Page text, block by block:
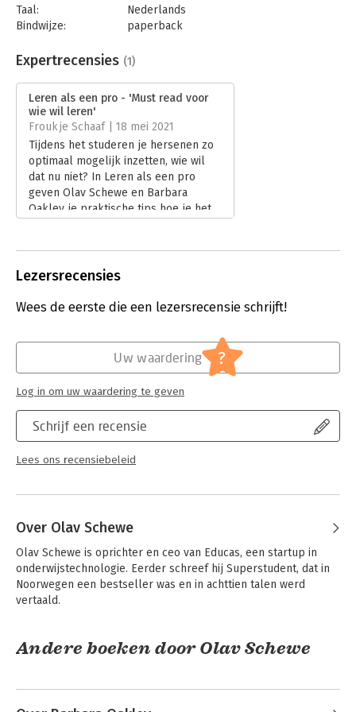
Taal:
Nederlands
Bindwijze:
paperback
Uitgever:
Business Contact
Verschijningsdatum:
Hoofdrubriek: Persoonlijke effectiviteit
Expertrecensies (1)
Leren als een pro - 'Must read voor
wie wil leren'
Froukje Schaaf | 18 mei 2021
Tijdens het studeren je hersenen zo
optimaal mogelijk inzetten, wie wil
dat nu niet? In Leren als een pro
geven Olav Schewe en Barbara
Oakley je praktische tips hoe je het
Lees verder
Lezersrecensies
Wees de eerste die een lezersrecensie schrijft!
Schrijf een recensie
Lees ons recensiebeleid
Uw waardering ?
Log in om uw waardering te geven
Over Olav Schewe
Olav Schewe is oprichter en ceo van Educas, een startup in
onderwijstechnologie. Eerder schreef hij Superstudent, dat in
Noorwegen een bestseller was en in achttien talen werd
vertaald.
Andere boeken door Olav Schewe